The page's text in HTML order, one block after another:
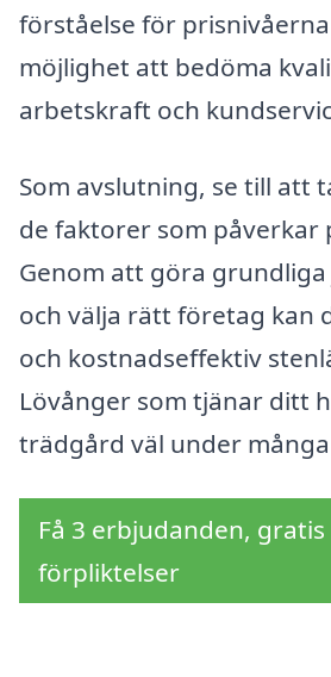
förståelse för
möjlighet att bedöma
arbetskraft och
Som avslutning, se till att
de faktorer som påverkar
Genom att göra
och välja rätt företag kan
och kostnadseffektiv
Lövånger som tjänar ditt
trädgård väl under
Få 3 erbjudanden,
förpliktelser